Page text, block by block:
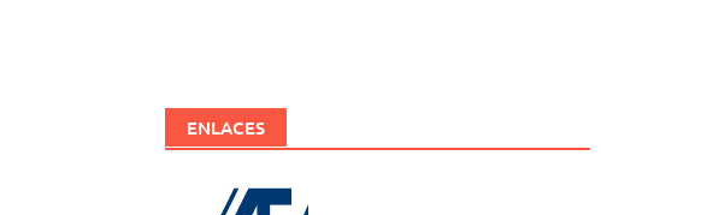
ENLACES